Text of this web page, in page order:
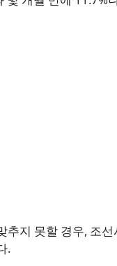
지 못할 경우, 조
.